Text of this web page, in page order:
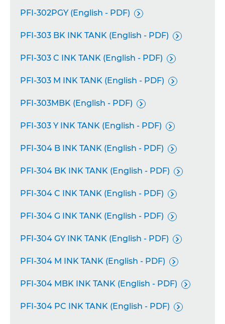
PFI-302PGY (English - PDF) 
PFI-303 BK INK TANK (English - PDF) 
PFI-303 C INK TANK (English - PDF) 
PFI-303 M INK TANK (English - PDF) 
PFI-303MBK (English - PDF) 
PFI-303 Y INK TANK (English - PDF) 
PFI-304 B INK TANK (English - PDF) 
PFI-304 BK INK TANK (English - PDF) 
PFI-304 C INK TANK (English - PDF) 
PFI-304 G INK TANK (English - PDF) 
PFI-304 GY INK TANK (English - PDF) 
PFI-304 M INK TANK (English - PDF) 
PFI-304 MBK INK TANK (English - PDF) 
PFI-304 PC INK TANK (English - PDF) 